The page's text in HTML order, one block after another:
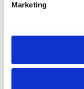
Marketing